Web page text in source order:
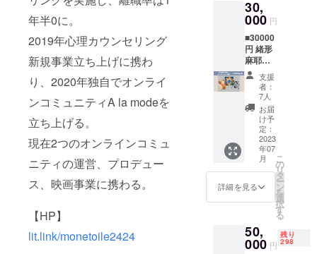
年半0に。
2019年心理カウンセリング
新規事業立ち上げに携わ
り、2020年独自でオンライ
ンコミュニティA la modeを
立ち上げる。
現在2つのオンラインコミュ
ニティの運営、プロデュー
ス、映画事業に携わる。
【HP】
lit.link/monetoile2424
イド
CBC、
CBG、
CBN ・
テルペ
ン類、
フラボ
ノイ
ド、そ
の他天
然成分
＜１滴
の中に
秘めら
れた自
然のパ
ワー＞
3%濃度
のCBD
には
オーガ
た住
所》と
《生年
月日》
を備考
欄にご
記載く
ださ
い。 ・
生年月
日 ・生
まれた
時間 ・
あなた
がお腹
いる頃
にお母
住んで
いた住
所
【clubh
ouse】
https://
www.cl
ubhous
e.com/c
lub/hiro
ndelle-
%E3%8
3%8F%
E3%83
%AB%
E3%83
%A2%
E3%83
E3%82
%A2?
ch_club
&utm_c
クワク
する時
間にな
ること
間違い
なしで
す。 映
画につ
いても
お話出
来たら
嬉しい
です。
めくる
めくマ
ニアッ
クな世
て話し
てみた
東京の
カフェ
となり
ます。
新宿、
表参
道、青
山、赤
坂、東
京、渋
谷、浅
草付近
から、
備考欄
にご希
望をご
指定く
道希
望」な
30,
000 円
■30000
円 緒形
麻耶の
オー
ダーメ
イド絵
画 ※
メール
でのや
りとり
が発生
しま
す。 画
材:アク
リル
画、イ
アー
ト、水
支援
者：
7人
お届
け予
定：
2023
年07
月
詳細を見る
こ
の
リ
タ
ー
ン
を
選
択
す
る
50,
000 円
残り
298